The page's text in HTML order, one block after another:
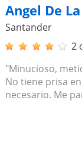
Angel De
Santander
2
"Minucioso,
No tiene prisa
necesario. Me